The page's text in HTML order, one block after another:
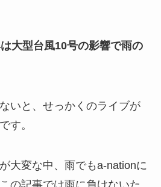
大型台風10号の影響で雨の
いと、せっかくのライブが
す。
大変な中、雨でもa-nationに